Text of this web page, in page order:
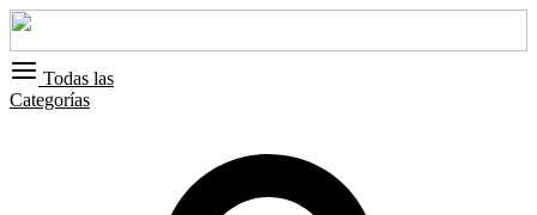
Todas las
Categorías